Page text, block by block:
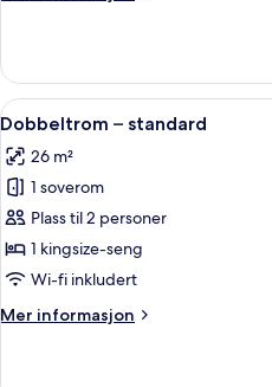
kingsize-
–
superior,
1
seng
Åpne
alle
bildene
av
Dobbeltrom
–
standard
6
Dobbeltrom – standard
26 m²
1 soverom
Plass til 2 personer
1 kingsize-seng
Wi-fi inkludert
Mer informasjon
Mer